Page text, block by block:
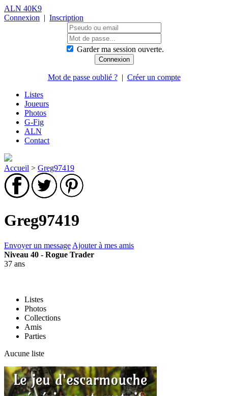
ALN 40K9
Connexion | Inscription
Garder ma session ouverte.
Mot de passe oublié ?| Créer un compte
Listes
Joueurs
Photos
G-Fig
ALN
Contact
Accueil > Greg97419
Greg97419
Envoyer un message Ajouter à mes amis
Niveau 40 - Rogue Trader
37 ans
Listes
Photos
Collections
Amis
Parties
Aucune liste